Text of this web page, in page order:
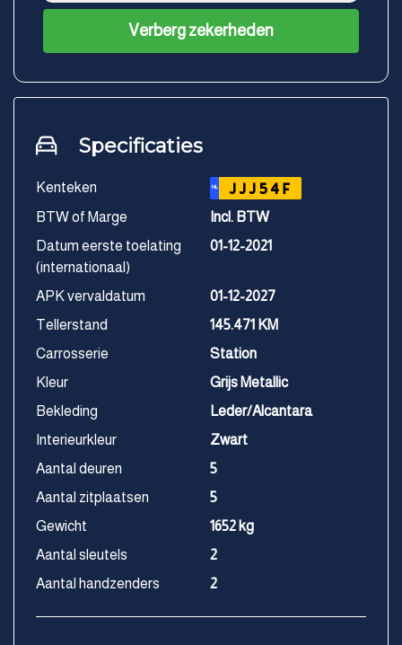
Verberg zekerheden
Specificaties
Kenteken NL JJJ54F
BTW of Marge
Incl. BTW
Datum eerste toelating
(internationaal)
01-12-2021
APK vervaldatum
01-12-2027
Tellerstand
145.471 KM
Carrosserie
Station
Kleur
Grijs Metallic
Bekleding
Leder/Alcantara
Interieurkleur
Zwart
Aantal deuren
5
Aantal zitplaatsen
5
Gewicht
1652 kg
Aantal sleutels
2
Aantal handzenders
2